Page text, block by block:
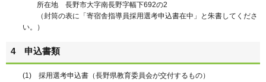
所在地 長野市大字南長野字幅下692の2
（封筒の表に「寄宿舎指導員採用選考申込書在中」と朱書してくださ
い。）
4 申込書類
(1) 採用選考申込書（長野県教育委員会が交付するもの）